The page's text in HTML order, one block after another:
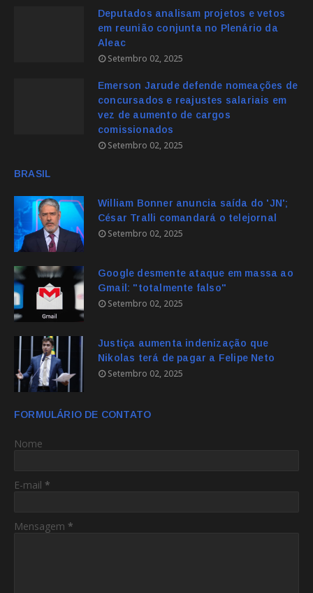
Deputados analisam projetos e vetos
em reunião conjunta no Plenário da
Aleac
Setembro 02, 2025
Emerson Jarude defende nomeações de
concursados e reajustes salariais em
vez de aumento de cargos
comissionados
Setembro 02, 2025
BRASIL
William Bonner anuncia saída do 'JN';
César Tralli comandará o telejornal
Setembro 02, 2025
Google desmente ataque em massa ao
Gmail: "totalmente falso"
Setembro 02, 2025
Justiça aumenta indenização que
Nikolas terá de pagar a Felipe Neto
Setembro 02, 2025
FORMULÁRIO DE CONTATO
Nome
E-mail *
Mensagem *